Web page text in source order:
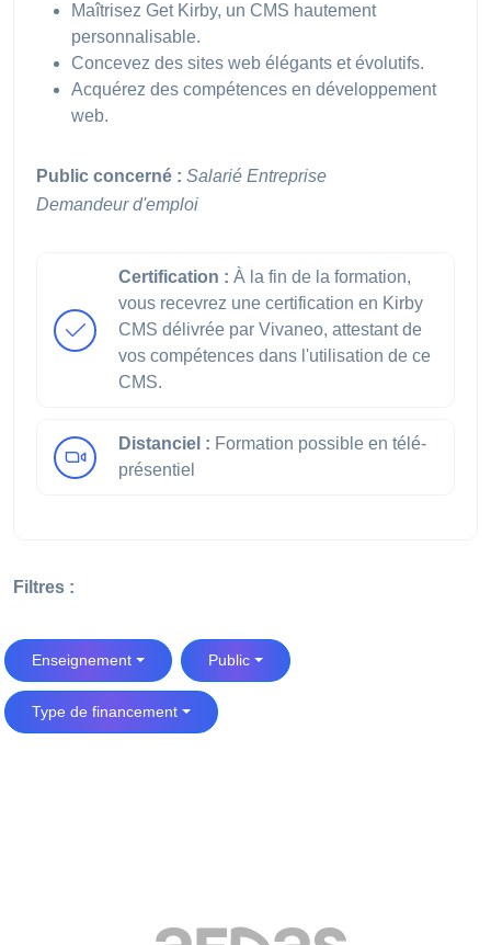
Maîtrisez Get Kirby, un CMS hautement
personnalisable.
Concevez des sites web élégants et évolutifs.
Acquérez des compétences en développement
web.
Public concerné : Salarié Entreprise
Demandeur d'emploi
Certification : À la fin de la formation,
vous recevrez une certification en Kirby
CMS délivrée par Vivaneo, attestant de
vos compétences dans l'utilisation de ce
CMS.
Distanciel : Formation possible en télé-
présentiel
Filtres :
Enseignement Public
Type de financement